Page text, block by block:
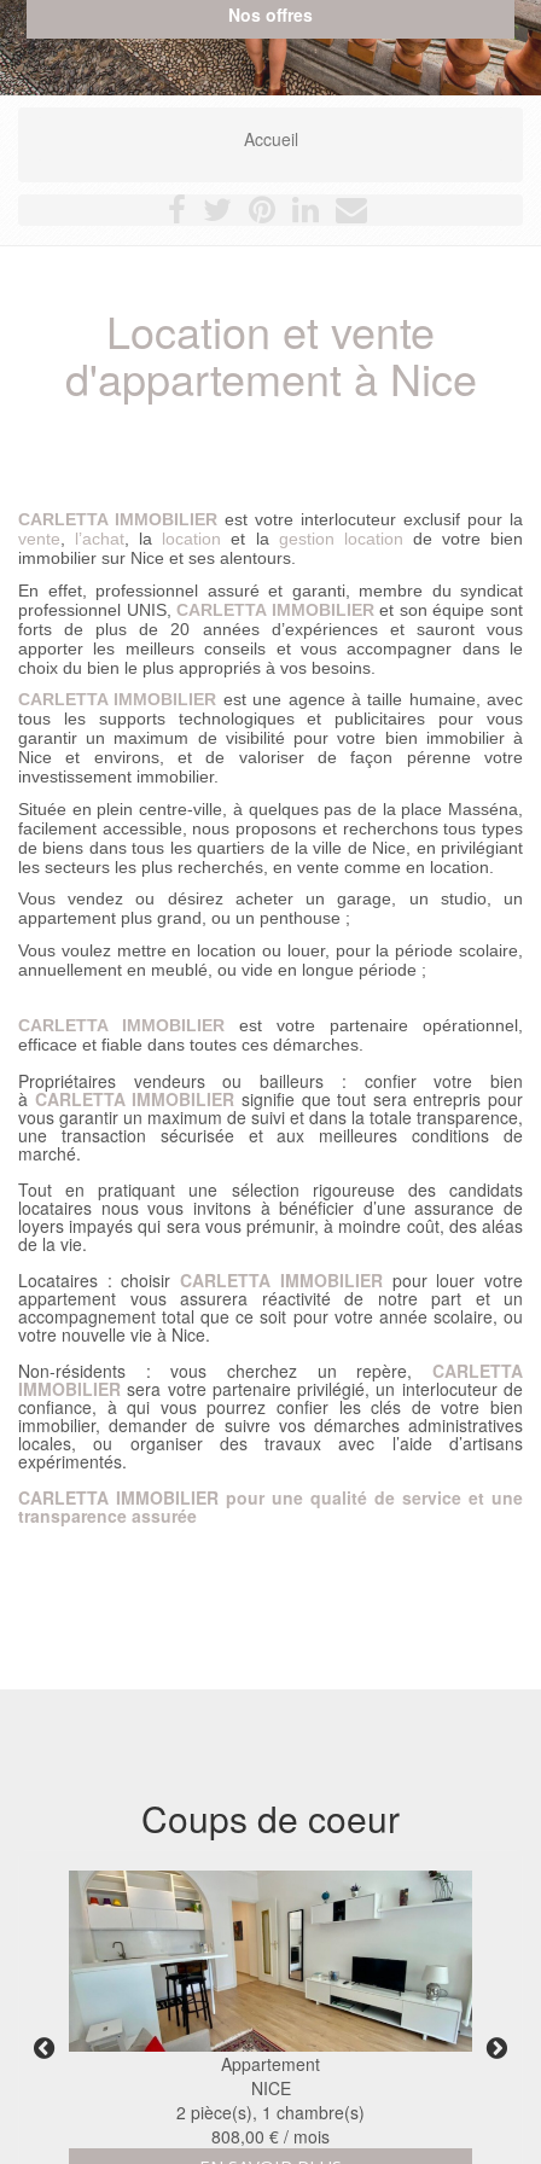
Accueil
Location et vente
d'appartement à Nice
CARLETTA IMMOBILIER est votre interlocuteur exclusif pour la
vente
l’achat , la location et la gestion location de votre bien
immobilier sur Nice et ses alentours.
En effet, professionnel assuré et garanti, membre du syndicat
professionnel UNIS,CARLETTA IMMOBILIER et son équipe sont
forts de plus de 20 années d’expériences et sauront vous
apporter les meilleurs conseils et vous accompagner dans le
choix du bien le plus appropriés à vos besoins.
CARLETTA IMMOBILIER est une agence à taille humaine, avec
tous les supports technologiques et publicitaires pour vous
garantir un maximum de visibilité pour votre bien immobilier à
Nice et environs, et de valoriser de façon pérenne votre
investissement immobilier.
Située en plein centre-ville, à quelques pas de la place Masséna,
facilement accessible, nous proposons et recherchons tous types
de biens dans tous les quartiers de la ville de Nice, en privilégiant
les secteurs les plus recherchés, en vente comme en location.
Vous vendez ou désirez acheter un garage, un studio, un
appartement plus grand, ou un penthouse ;
Vous voulez mettre en location ou louer, pour la période scolaire,
annuellement en meublé, ou vide en longue période ;
CARLETTA IMMOBILIER est votre partenaire opérationnel,
efficace et fiable dans toutes ces démarches.
Propriétaires vendeurs ou bailleurs : confier votre bien
à CARLETTA IMMOBILIER signifie que tout sera entrepris pour
vous garantir un maximum de suivi et dans la totale transparence,
une transaction sécurisée et aux meilleures conditions de
marché.
Tout en pratiquant une sélection rigoureuse des candidats
locataires nous vous invitons à bénéficier d’une assurance de
loyers impayés qui sera vous prémunir, à moindre coût, des aléas
de la vie.
Locataires : choisirCARLETTA IMMOBILIER pour louer votre
appartement vous assurera réactivité de notre part et un
accompagnement total que ce soit pour votre année scolaire, ou
votre nouvelle vie à Nice.
Non-résidents : vous cherchez un repère, CARLETTA
IMMOBILIER sera votre partenaire privilégié, un interlocuteur de
confiance, à qui vous pourrez confier les clés de votre bien
immobilier, demander de suivre vos démarches administratives
locales, ou organiser des travaux avec l’aide d’artisans
expérimentés.
CARLETTA IMMOBILIER pour une qualité de service et une
transparence assurée
Coups de coeur
Appartement
NICE
2 pièce(s), 1 chambre(s)
1 300,00 € / mois